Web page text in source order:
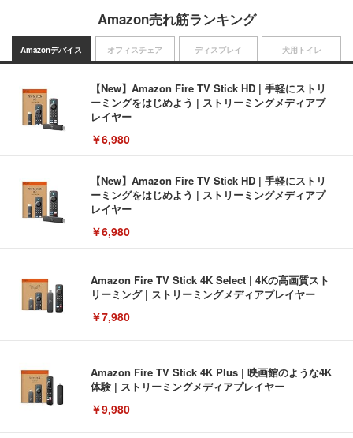
Amazon売れ筋ランキング
Amazonデバイス
【New】Amazon Fire TV Stick HD | 手軽にストリ
ーミングをはじめよう | ストリーミングメディアプ
レイヤー
￥6,980
【New】Amazon Fire TV Stick HD | 手軽にストリ
ーミングをはじめよう | ストリーミングメディアプ
レイヤー
￥6,980
Amazon Fire TV Stick 4K Select | 4Kの高画質スト
リーミング | ストリーミングメディアプレイヤー
￥7,980
Amazon Fire TV Stick 4K Plus | 映画館のような4K
体験 | ストリーミングメディアプレイヤー
￥9,980
オフィスチェア ディスプレイ 犬用トイレ